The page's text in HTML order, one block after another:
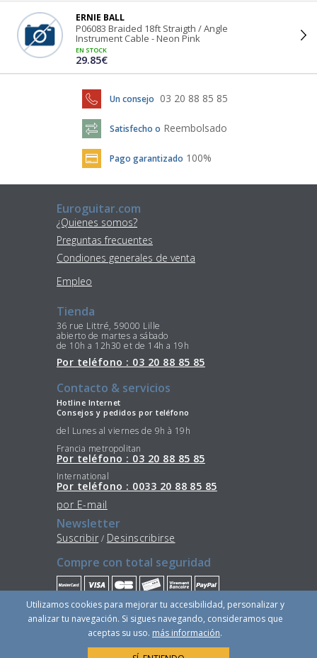
ERNIE BALL
P06083 Braided 18ft Straigth / Angle
Instrument Cable - Neon Pink
EN STOCK
29.85€
Un consejo 03 20 88 85 85
Satisfecho o Reembolsado
Pago garantizado 100%
Euroguitar.com
¿Quienes somos?
Preguntas frecuentes
Condiones generales de venta
Empleo
Tienda
36 rue Littré, 59000 Lille
abierto de martes a sábado
de 10h a 12h30 et de 14h a 19h
Por teléfono : 03 20 88 85 85
Contacto & servicios
Hotline Internet
Consejos y pedidos por teléfono
del Lunes al viernes de 9h à 19h
Francia metropolitan
Por teléfono : 03 20 88 85 85
International
Por teléfono : 0033 20 88 85 85
por E-mail
Newsletter
Suscribir / Desinscribirse
Compre con total seguridad
Quédese conectado
Utilizamos cookies para mejorar tu accesibilidad, personalizar y
analizar tu navegación. Si sigues navegando, consideramos que
aceptas su uso. más información.